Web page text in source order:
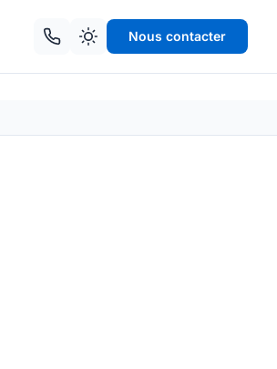
Nous contacter